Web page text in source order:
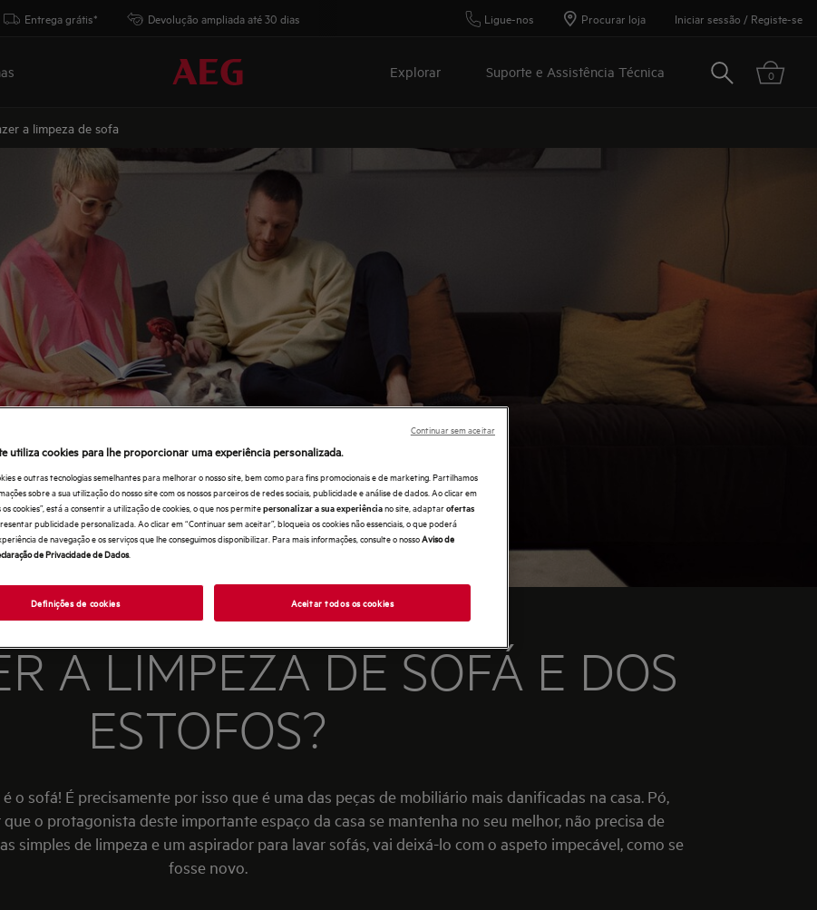
Entrega grátis* Devolução ampliada até 30 dias Ligue-nos Procurar loja Iniciar sessão / Registe-se
Explorar Suporte e Assistência Técnica Pesquisar
0
a limpeza de sofa
A LIMPEZA DE SOFÁ E DOS
ESTOFOS?
o sofá! É precisamente por isso que é uma das peças de mobiliário mais danificadas na casa. Pó,
que o protagonista deste importante espaço da casa se mantenha no seu melhor, não precisa de
simples de limpeza e um aspirador para lavar sofás, vai deixá-lo com o aspeto impecável, como se
fosse novo.
utiliza cookies para lhe proporcionar uma experiência personalizada.
e outras tecnologias semelhantes para melhorar o nosso site, bem como para fins promocionais e de marketing. Partilhamos
sobre a sua utilização do nosso site com os nossos parceiros de redes sociais, publicidade e análise de dados. Ao clicar em
cookies”, está a consentir a utilização de cookies, o que nos permitepersonalizar a sua experiênciano site, adaptarofertas
publicidade personalizada. Ao clicar em “Continuar sem aceitar”, bloqueia os cookies não essenciais, o que poderá
de navegação e os serviços que lhe conseguimos disponibilizar. Para mais informações, consulte o nossoAviso de
de Privacidade de Dados.
Definições de cookies Aceitar todos os cookies
Continuar sem aceitar